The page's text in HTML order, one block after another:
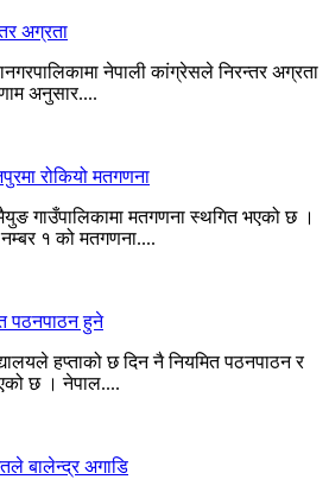
अग्रता
नेपाली कांग्रेसले निरन्तर अग्रता
अनुसार....
रोकियो मतगणना
गाउँपालिकामा मतगणना स्थगित भएको छ ।
१ को मतगणना....
पठनपाठन हुने
हप्ताको छ दिन नै नियमित पठनपाठन र
छ । नेपाल....
बालेन्द्र अगाडि